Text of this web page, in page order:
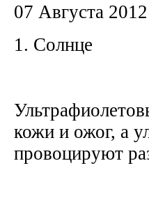
07 Августа 2012
1. Солнце
кожи и ожог, а
провоцируют